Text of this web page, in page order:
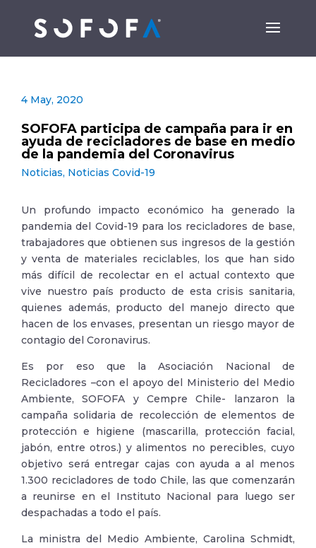
4 May, 2020
SOFOFA participa de campaña para ir en
ayuda de recicladores de base en medio
de la pandemia del Coronavirus
Noticias, Noticias Covid-19
Un profundo impacto económico ha generado la
pandemia del Covid-19 para los recicladores de base,
trabajadores que obtienen sus ingresos de la gestión
y venta de materiales reciclables, los que han sido
más difícil de recolectar en el actual contexto que
vive nuestro país producto de esta crisis sanitaria,
quienes además, producto del manejo directo que
hacen de los envases, presentan un riesgo mayor de
contagio del Coronavirus.
Es por eso que la Asociación Nacional de
Recicladores –con el apoyo del Ministerio del Medio
Ambiente, SOFOFA y Cempre Chile- lanzaron la
campaña solidaria de recolección de elementos de
protección e higiene (mascarilla, protección facial,
jabón, entre otros.) y alimentos no perecibles, cuyo
objetivo será entregar cajas con ayuda a al menos
1.300 recicladores de todo Chile, las que comenzarán
a reunirse en el Instituto Nacional para luego ser
despachadas a todo el país.
La ministra del Medio Ambiente, Carolina Schmidt,